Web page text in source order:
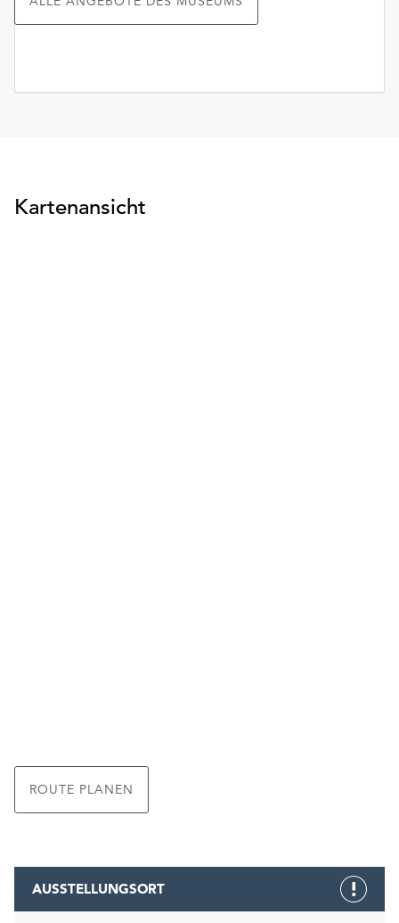
Kartenansicht
ROUTE PLANEN
AUSSTELLUNGSORT